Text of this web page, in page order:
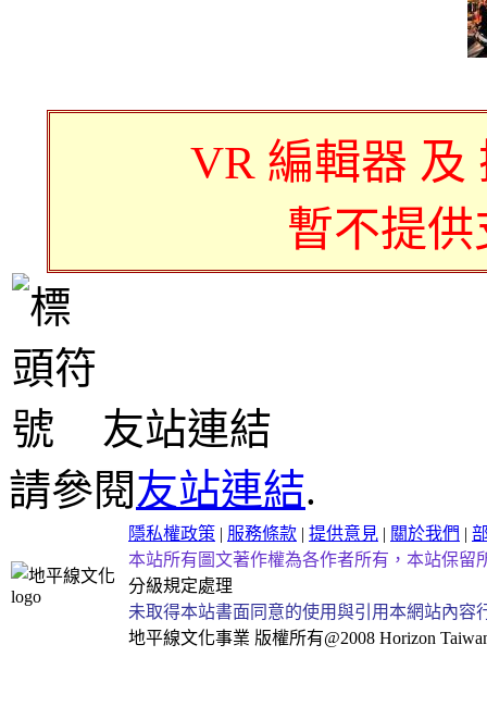
VR 編輯器 及
暫不提
友站連結
請參閱友站連結.
隱私權政策 | 服務條款 | 提供意見 | 關於我們 |
本站所有圖文著作權為各作者所有，本站保留
分級規定處理
未取得本站書面同意的使用與引用本網站內
地平線文化事業 版權所有@2008 Horizon